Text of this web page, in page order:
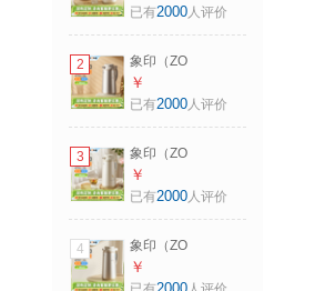
日本原装进口大容
瓶AFFB CA米色
1.85L
已有2000人评价
2
象印（ZO
JIRUSHI）保温壶
日本原装进口大容
瓶AFFB TK香草可
可色 1.55L
￥
已有2000人评价
3
象印（ZO
JIRUSHI）保温壶
日本原装进口大容
瓶AFFB CA米色
1.55L
￥
已有2000人评价
4
象印（ZO
JIRUSHI）保温壶
日本原装进口大容
￥